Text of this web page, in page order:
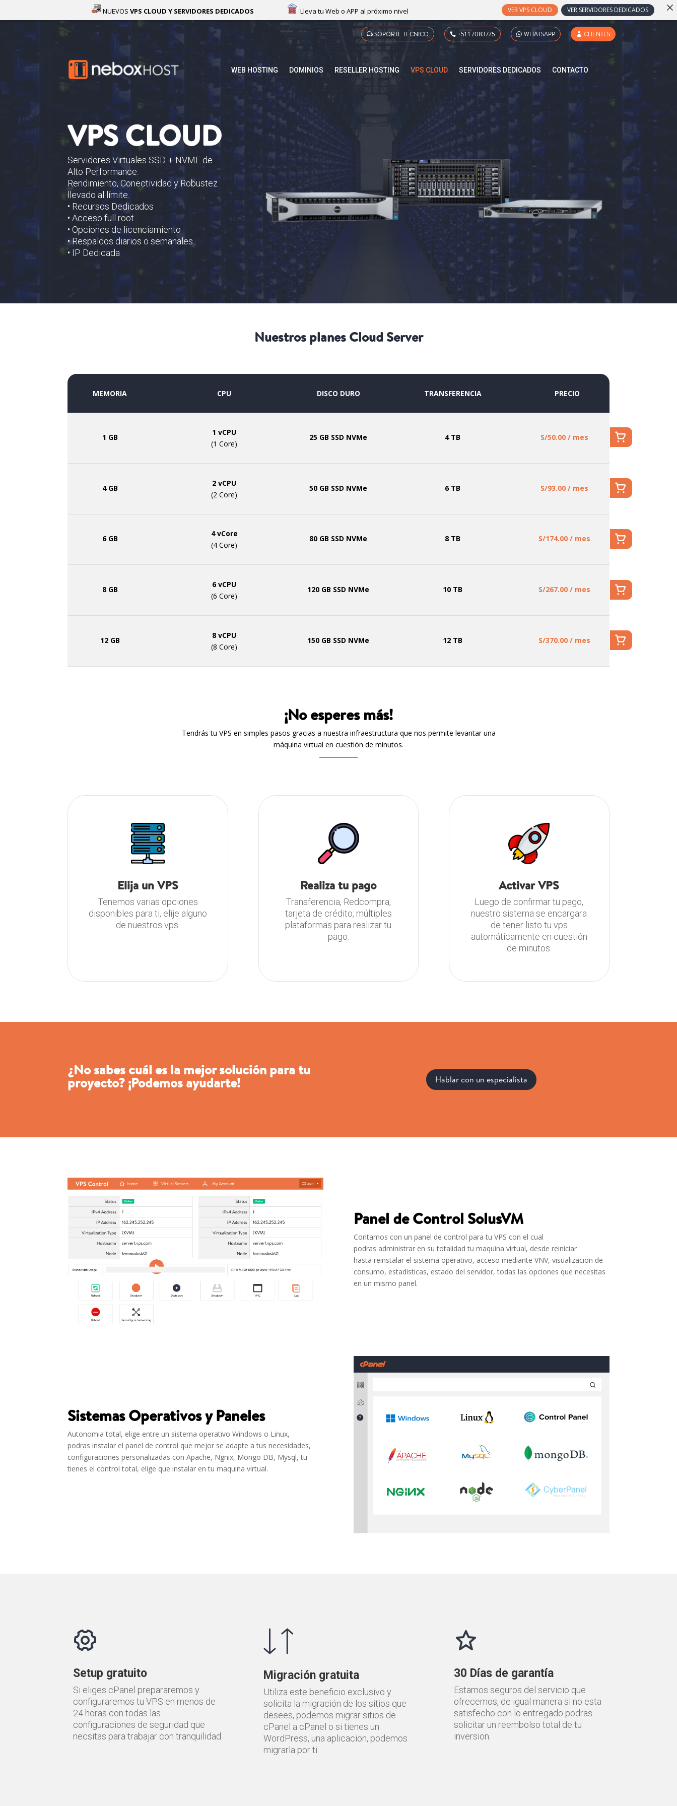
SOPORTE TÉCNICO +51 1 7083775 WHATSAPP CLIENTES
WEB HOSTING DOMINIOS RESELLER HOSTING VPS CLOUD SERVIDORES DEDICADOS CONTACTO
VPS CLOUD
Servidores Virtuales SSD + NVME de
Alto Performance.
Rendimiento, Conectividad y Robustez
llevado al límite.
• Recursos Dedicados
• Acceso full root
• Opciones de licenciamiento
• Respaldos diarios o semanales.
• IP Dedicada
Nuestros planes Cloud Server
MEMORIA CPU DISCO DURO TRANSFERENCIA PRECIO
1 GB
1 vCPU
(1 Core)
25 GB SSD NVMe 4 TB S/50.00 / mes
4 GB
2 vCPU
(2 Core)
50 GB SSD NVMe 6 TB S/93.00 / mes
6 GB
4 vCore
(4 Core)
80 GB SSD NVMe 8 TB S/174.00 / mes
8 GB
6 vCPU
(6 Core)
120 GB SSD NVMe 10 TB S/267.00 / mes
12 GB
8 vCPU
(8 Core)
150 GB SSD NVMe 12 TB S/370.00 / mes
¡No esperes más!
Tendrás tu VPS en simples pasos gracias a nuestra infraestructura que nos permite levantar una
máquina virtual en cuestión de minutos.
Elija un VPS
Tenemos varias opciones
disponibles para ti, elije alguno
de nuestros vps.
Realiza tu pago
Transferencia, Redcompra,
tarjeta de crédito, múltiples
plataformas para realizar tu
pago.
Activar VPS
Luego de confirmar tu pago,
nuestro sistema se encargara
de tener listo tu vps
automáticamente en cuestión
de minutos.
¿No sabes cuál es la mejor solución para tu
proyecto? ¡Podemos ayudarte! Hablar con un especialista
Panel de Control SolusVM
Contamos con un panel de control para tu VPS con el cual
podras administrar en su totalidad tu maquina virtual, desde reiniciar
hasta reinstalar el sistema operativo, acceso mediante VNV, visualizacion de
consumo, estadisticas, estado del servidor, todas las opciones que necesitas
en un mismo panel.
Sistemas Operativos y Paneles
Autonomia total, elige entre un sistema operativo Windows o Linux,
podras instalar el panel de control que mejor se adapte a tus necesidades,
configuraciones personalizadas con Apache, Ngnix, Mongo DB, Mysql, tu
tienes el control total, elige que instalar en tu maquina virtual.
Setup gratuito
Si eliges cPanel prepararemos y
configuraremos tu VPS en menos de
24 horas con todas las
configuraciones de seguridad que
necsitas para trabajar con tranquilidad.
Migración gratuita
Utiliza este beneficio exclusivo y
solicita la migración de los sitios que
desees, podemos migrar sitios de
cPanel a cPanel o si tienes un
WordPress, una aplicacion, podemos
migrarla por ti.
30 Días de garantía
Estamos seguros del servicio que
ofrecemos, de igual manera si no esta
satisfecho con lo entregado podras
solicitar un reembolso total de tu
inversion.
NUEVOSVPS CLOUD Y SERVIDORES DEDICADOS Lleva tu Web o APP al próximo nivel VER VPS CLOUD VER SERVIDORES DEDICADOS